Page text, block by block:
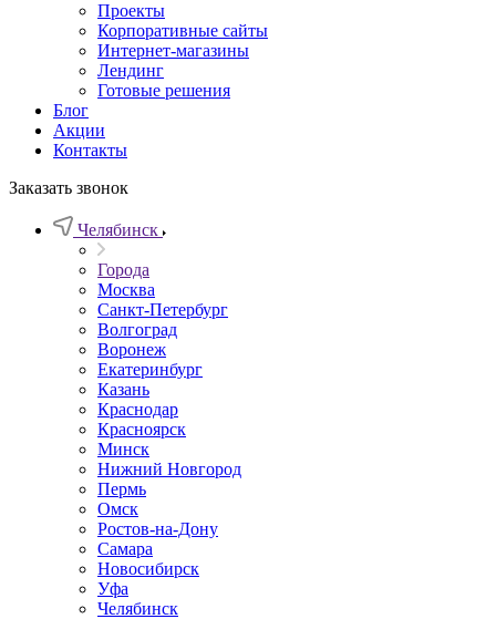
Проекты
Корпоративные сайты
Интернет-магазины
Лендинг
Готовые решения
Блог
Акции
Контакты
Заказать звонок
Челябинск
Города
Москва
Санкт-Петербург
Волгоград
Воронеж
Екатеринбург
Казань
Краснодар
Красноярск
Минск
Нижний Новгород
Пермь
Омск
Ростов-на-Дону
Самара
Новосибирск
Уфа
Челябинск